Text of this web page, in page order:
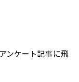
ンケート記事に飛